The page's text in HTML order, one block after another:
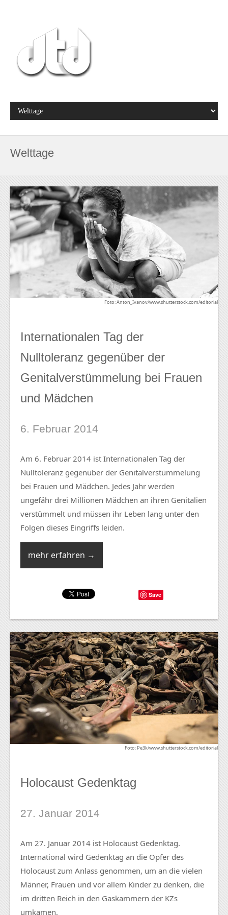
Welttage
Foto: Anton_Ivanov/www.shutterstock.com/editorial
Internationalen Tag der
Nulltoleranz gegenüber der
Genitalverstümmelung bei Frauen
und Mädchen
6. Februar 2014
Am 6. Februar 2014 ist Internationalen Tag der
Nulltoleranz gegenüber der Genitalverstümmelung
bei Frauen und Mädchen. Jedes Jahr werden
ungefähr drei Millionen Mädchen an ihren Genitalien
verstümmelt und müssen ihr Leben lang unter den
Folgen dieses Eingriffs leiden.
mehr erfahren →
Save
Foto: Pe3k/www.shutterstock.com/editorial
Holocaust Gedenktag
27. Januar 2014
Am 27. Januar 2014 ist Holocaust Gedenktag.
International wird Gedenktag an die Opfer des
Holocaust zum Anlass genommen, um an die vielen
Männer, Frauen und vor allem Kinder zu denken, die
im dritten Reich in den Gaskammern der KZs
umkamen.